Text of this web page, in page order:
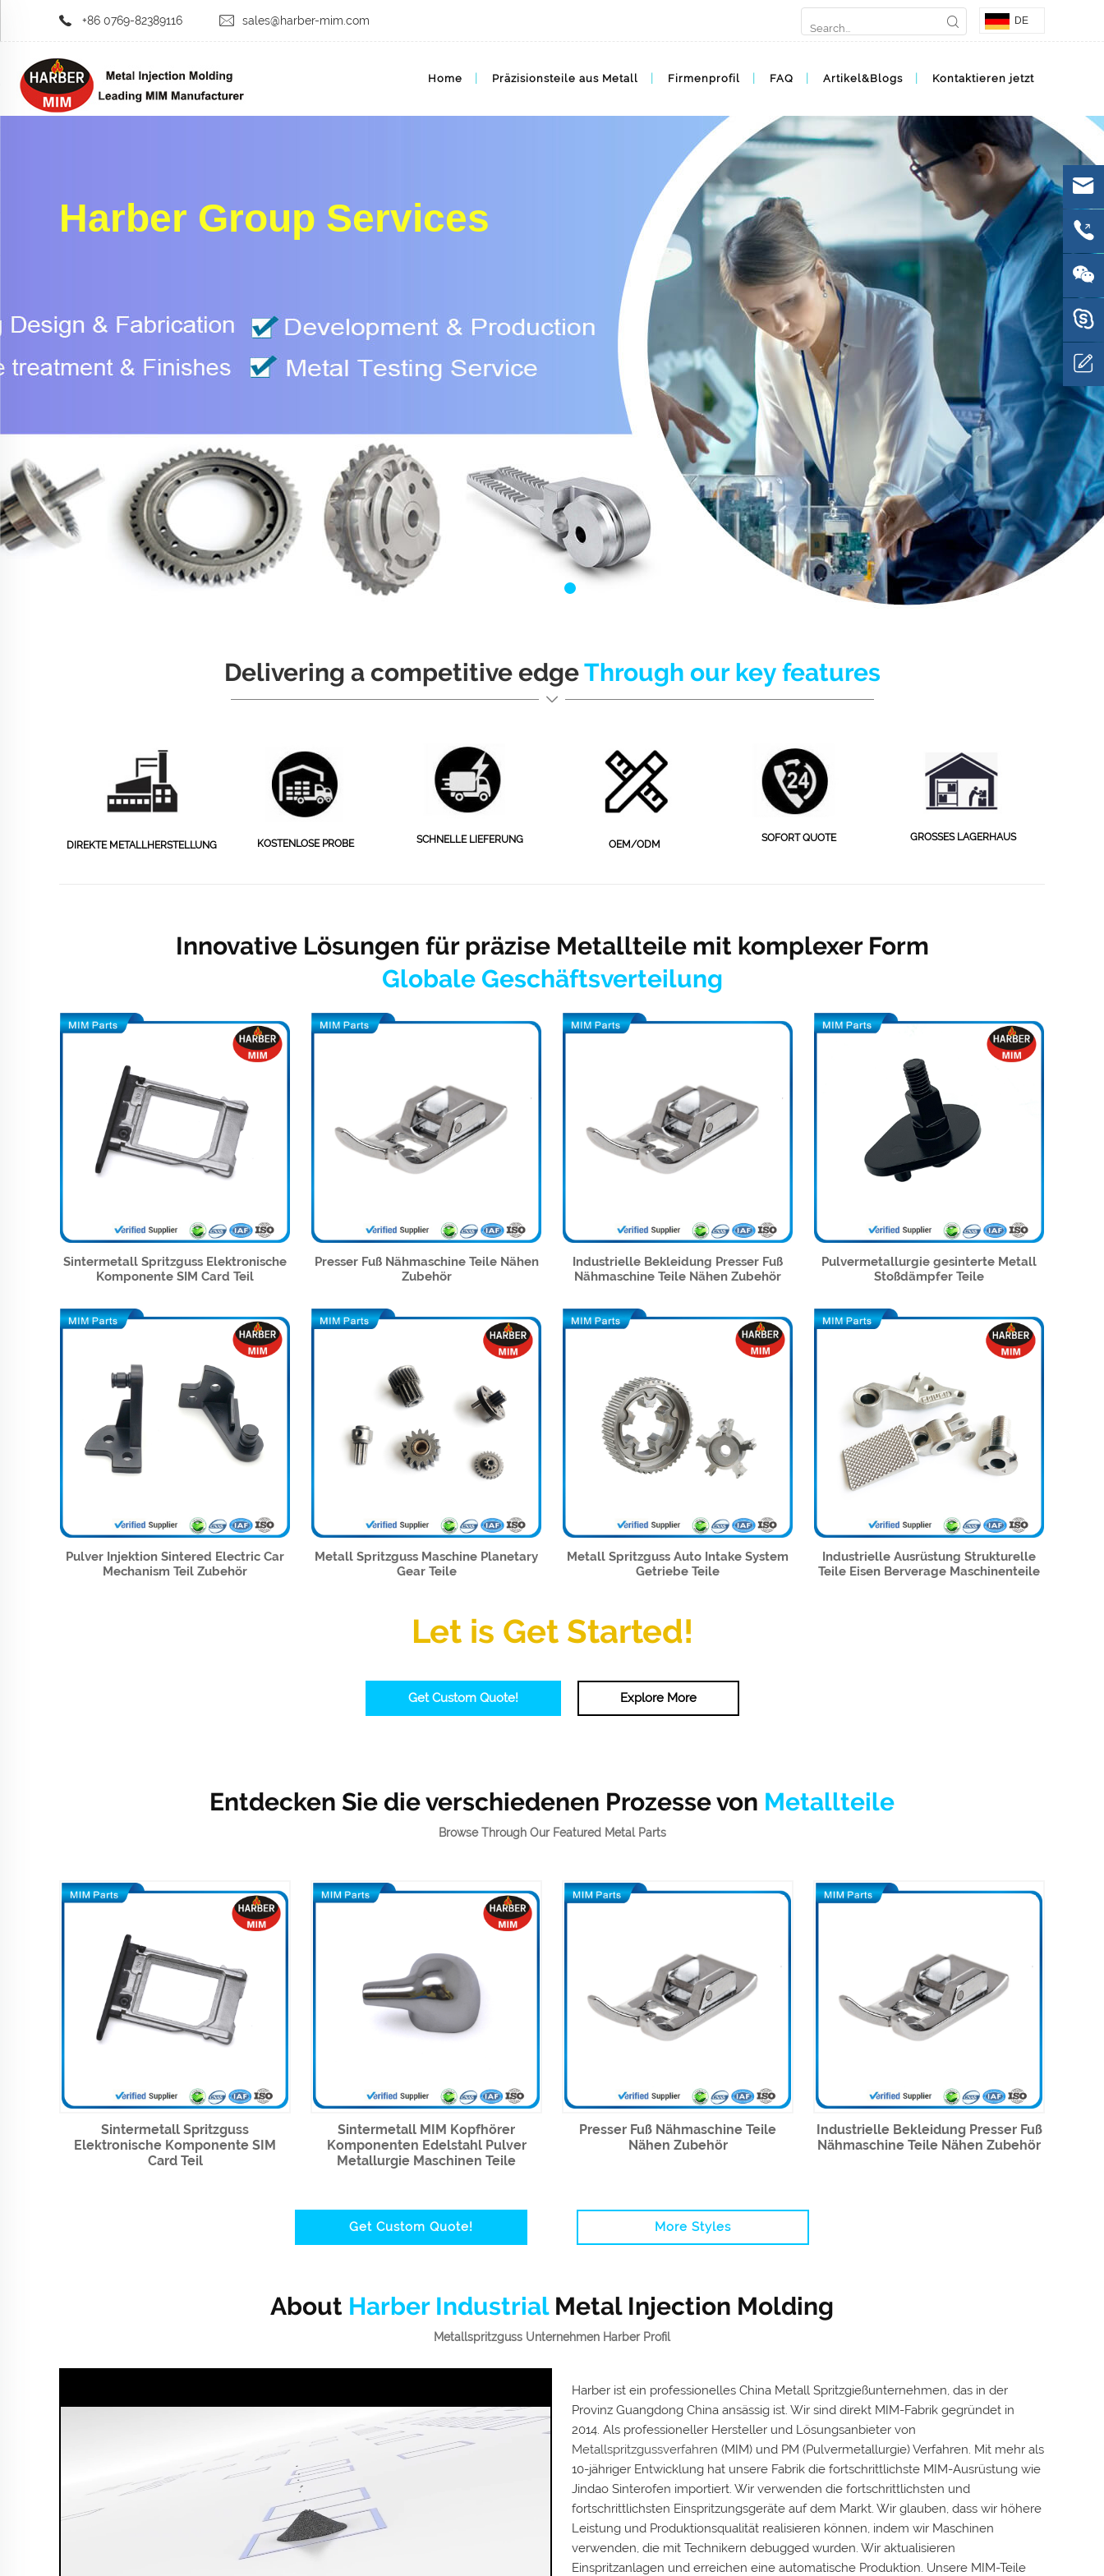
+86 0769-82389116 sales@harber-mim.com DE
Home Präzisionsteile aus Metall Firmenprofil FAQ Artikel&Blogs Kontaktieren jetzt
Delivering a competitive edgeThrough our key features
DIREKTE METALLHERSTELLUNG KOSTENLOSE PROBE SCHNELLE LIEFERUNG OEM/ODM
SOFORT QUOTE GROSSES LAGERHAUS
Innovative Lösungen für präzise Metallteile mit komplexer Form
Globale Geschäftsverteilung
Sintermetall Spritzguss Elektronische
Komponente SIM Card Teil
Presser Fuß Nähmaschine Teile Nähen
Zubehör
Industrielle Bekleidung Presser Fuß
Nähmaschine Teile Nähen Zubehör
Pulvermetallurgie gesinterte Metall
Stoßdämpfer Teile
Pulver Injektion Sintered Electric Car
Mechanism Teil Zubehör
Metall Spritzguss Maschine Planetary
Gear Teile
Metall Spritzguss Auto Intake System
Getriebe Teile
Industrielle Ausrüstung Strukturelle
Teile Eisen Berverage Maschinenteile
Let is Get Started!
Get Custom Quote! Explore More
Entdecken Sie die verschiedenen Prozesse von Metallteile
Browse Through Our Featured Metal Parts
Sintermetall Spritzguss
Elektronische Komponente SIM
Card Teil
Sintermetall MIM Kopfhörer
Komponenten Edelstahl Pulver
Metallurgie Maschinen Teile
Presser Fuß Nähmaschine Teile
Nähen Zubehör
Industrielle Bekleidung Presser Fuß
Nähmaschine Teile Nähen Zubehör
Get Custom Quote! More Styles
About Harber IndustrialMetal Injection Molding
Metallspritzguss Unternehmen Harber Profil
Harber ist ein professionelles China Metall Spritzgießunternehmen, das in der
Provinz Guangdong China ansässig ist. Wir sind direkt MIM-Fabrik gegründet in
2014. Als professioneller Hersteller und Lösungsanbieter von
Metallspritzgussverfahren (MIM) und PM (Pulvermetallurgie) Verfahren. Mit mehr als
10-jähriger Entwicklung hat unsere Fabrik die fortschrittlichste MIM-Ausrüstung wie
Jindao Sinterofen importiert. Wir verwenden die fortschrittlichsten und
fortschrittlichsten Einspritzungsgeräte auf dem Markt. Wir glauben, dass wir höhere
Leistung und Produktionsqualität realisieren können, indem wir Maschinen
verwenden, die mit Technikern debugged wurden. Wir aktualisieren
Einspritzanlagen und erreichen eine automatische Produktion. Unsere MIM-Teile